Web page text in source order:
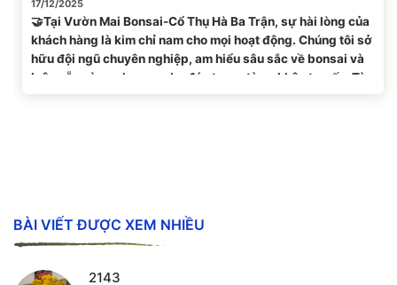
17/12/2025
🤝Tại Vườn Mai Bonsai-Cổ Thụ Hà Ba Trận, sự hài lòng của
khách hàng là kim chỉ nam cho mọi hoạt động. Chúng tôi sở
hữu đội ngũ chuyên nghiệp, am hiểu sâu sắc về bonsai và
luôn sẵn sàng phục vụ chu đáo trong từng khâu tư vấn. Từ
BÀI VIẾT ĐƯỢC XEM NHIỀU
2143